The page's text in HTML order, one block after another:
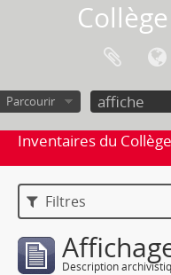
Parcourir
Inventaires du
Filtres
Description